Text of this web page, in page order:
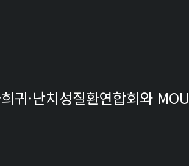
귀·난치성질환연합회와 MOU